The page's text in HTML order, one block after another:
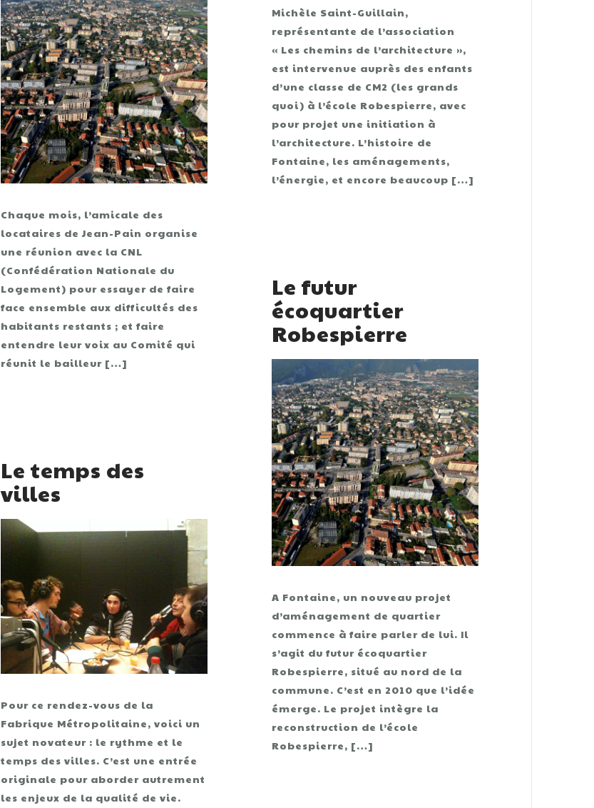
Michèle Saint-Guillain,
représentante de l’association
« Les chemins de l’architecture »,
est intervenue auprès des enfants
d’une classe de CM2 (les grands
quoi) à l’école Robespierre, avec
pour projet une initiation à
l’architecture. L’histoire de
Fontaine, les aménagements,
l’énergie, et encore beaucoup […]
Chaque mois, l’amicale des
locataires de Jean-Pain organise
une réunion avec la CNL
(Confédération Nationale du
Logement) pour essayer de faire
face ensemble aux difficultés des
habitants restants ; et faire
entendre leur voix au Comité qui
réunit le bailleur […]
Le futur
écoquartier
Robespierre
A Fontaine, un nouveau projet
d’aménagement de quartier
commence à faire parler de lui. Il
s’agit du futur écoquartier
Robespierre, situé au nord de la
commune. C’est en 2010 que l’idée
émerge. Le projet intègre la
reconstruction de l’école
Robespierre, […]
Le temps des
villes
Pour ce rendez-vous de la
Fabrique Métropolitaine, voici un
sujet novateur : le rythme et le
temps des villes. C’est une entrée
originale pour aborder autrement
les enjeux de la qualité de vie.